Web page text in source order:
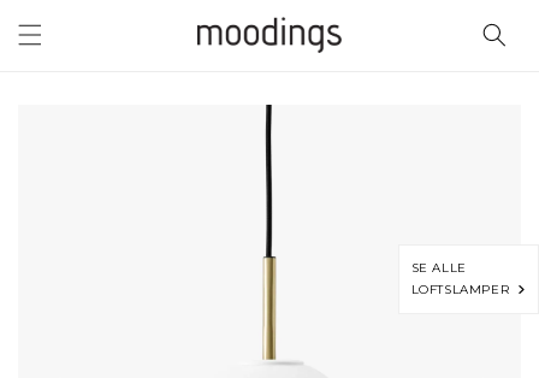
indhold
SE ALLE
LOFTSLAMPER